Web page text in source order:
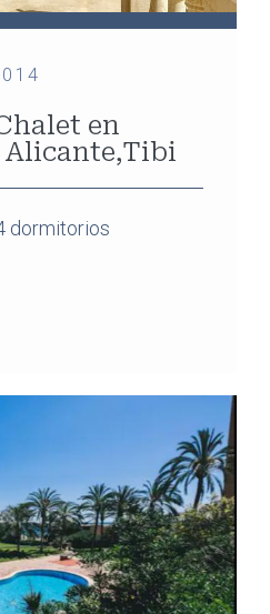
en
Alicante,Tibi
dormitorios